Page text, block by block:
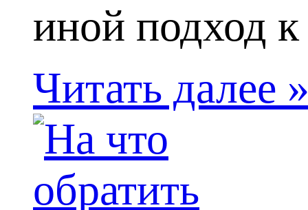
иной подход
Читать далее